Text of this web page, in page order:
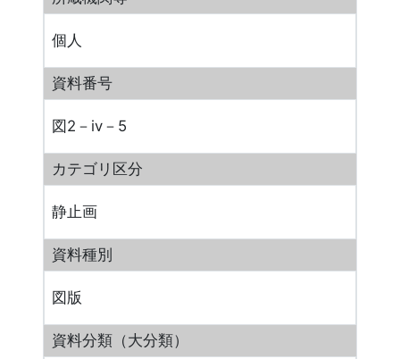
個人
資料番号
図2－ⅳ－5
カテゴリ区分
静止画
資料種別
図版
資料分類（大分類）